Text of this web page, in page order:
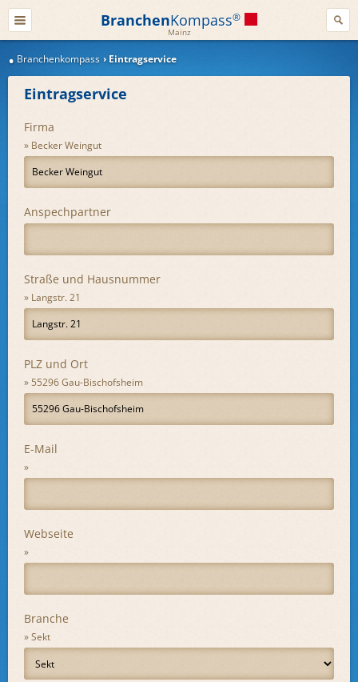
BranchenKompass®
Mainz
Branchenkompass Eintragservice
Eintragservice
Firma
Becker Weingut
Anspechpartner
Straße und Hausnummer
Langstr. 21
PLZ und Ort
55296 Gau-Bischofsheim
E-Mail
Webseite
Branche
Sekt